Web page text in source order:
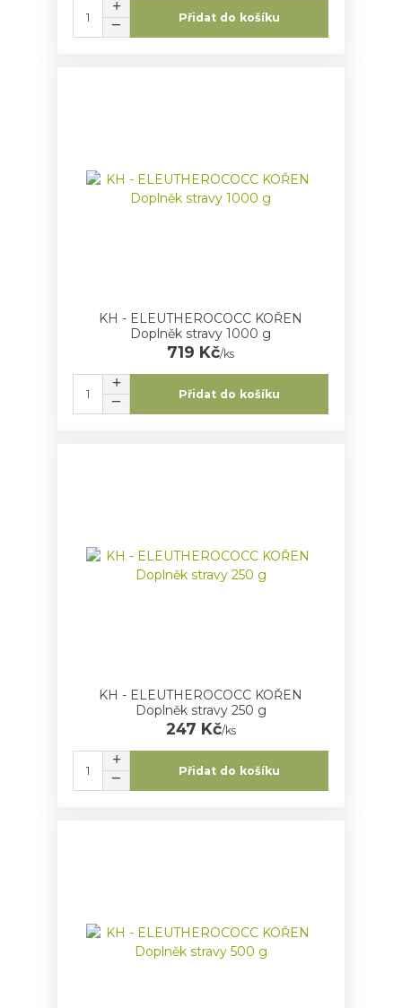
Přidat do košíku
KH - ELEUTHEROCOCC KOŘEN
Doplněk stravy 1000 g
719 Kč/ks
Přidat do košíku
KH - ELEUTHEROCOCC KOŘEN
Doplněk stravy 250 g
247 Kč/ks
Přidat do košíku